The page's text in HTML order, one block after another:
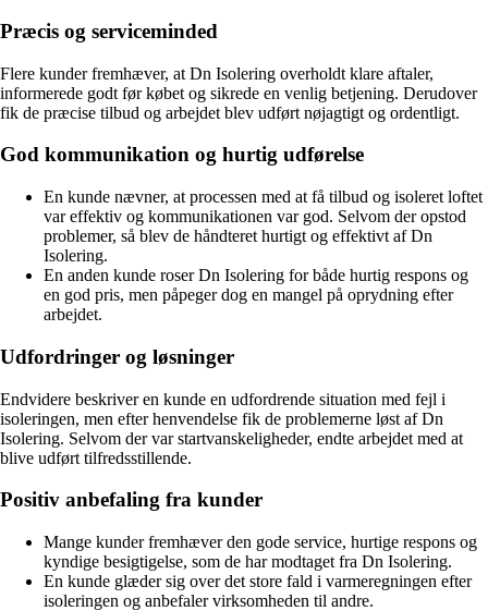
Præcis og serviceminded
Flere kunder fremhæver, at Dn Isolering overholdt klare aftaler,
informerede godt før købet og sikrede en venlig betjening. Derudover
fik de præcise tilbud og arbejdet blev udført nøjagtigt og ordentligt.
God kommunikation og hurtig udførelse
En kunde nævner, at processen med at få tilbud og isoleret loftet
var effektiv og kommunikationen var god. Selvom der opstod
problemer, så blev de håndteret hurtigt og effektivt af Dn
Isolering.
En anden kunde roser Dn Isolering for både hurtig respons og
en god pris, men påpeger dog en mangel på oprydning efter
arbejdet.
Udfordringer og løsninger
Endvidere beskriver en kunde en udfordrende situation med fejl i
isoleringen, men efter henvendelse fik de problemerne løst af Dn
Isolering. Selvom der var startvanskeligheder, endte arbejdet med at
blive udført tilfredsstillende.
Positiv anbefaling fra kunder
Mange kunder fremhæver den gode service, hurtige respons og
kyndige besigtigelse, som de har modtaget fra Dn Isolering.
En kunde glæder sig over det store fald i varmeregningen efter
isoleringen og anbefaler virksomheden til andre.